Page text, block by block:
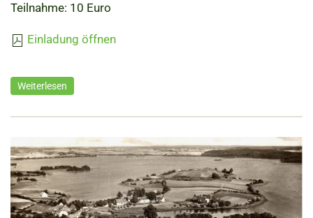
Teilnahme: 10 Euro
Einladung öffnen
Weiterlesen